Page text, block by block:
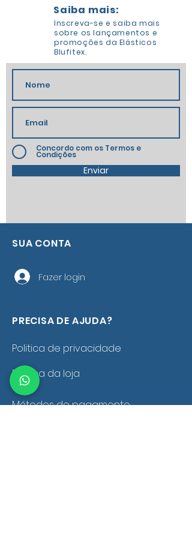
Saiba mais:
Inscreva-se e saiba mais
sobre os lançamentos e
promoções da Elásticos
Blufitex.
Concordo com os Termos e
Condições
Enviar
SUA CONTA
Fazer login
PRECISA DE AJUDA?
Politica de privacidade
Politica da loja
Métodos de pagamento